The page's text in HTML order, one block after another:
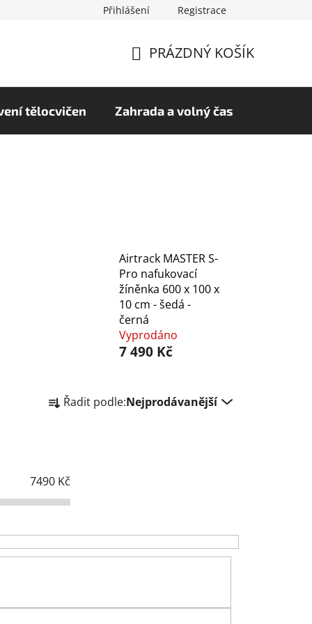
osobních údajů Hodnocení obchodu
Přihlášení Registrace
KOŠÍK
PRÁZDNÝ KOŠÍK
tělocvičen Zahrada a volný čas
Airtrack MASTER S-
Pro nafukovací
žíněnka 600 x 100 x
10 cm - šedá -
černá
Vyprodáno
7 490 Kč
a
í
p
o
d
t
Řadit podle:Nejprodávanější
7490 Kč